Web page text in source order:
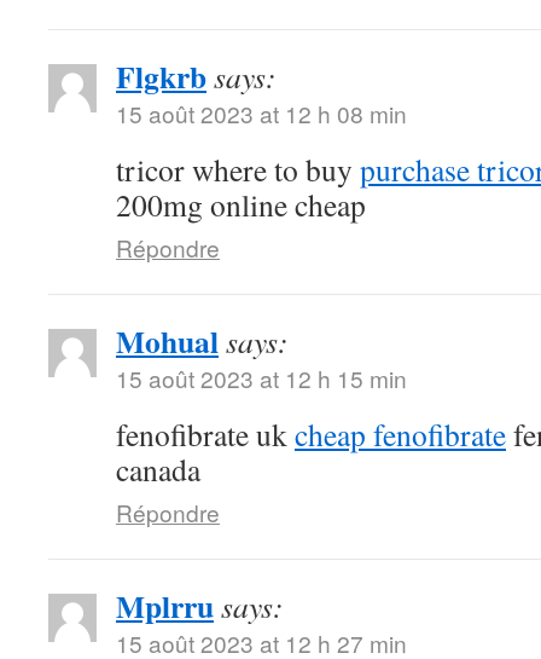
Flgkrbsays:
15 août 2023 at 12 h 08 min
tricor where to buy purchase
200mg online cheap
Répondre
Mohualsays:
15 août 2023 at 12 h 15 min
fenofibrate ukcheap fenofibrate
canada
Répondre
Mplrrusays:
15 août 2023 at 12 h 27 min